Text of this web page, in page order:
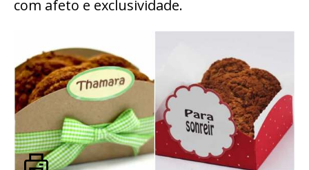
com afeto e exclusividade.